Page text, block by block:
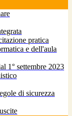
pratica
e dell'aula
1° settembre 2023
di sicurezza